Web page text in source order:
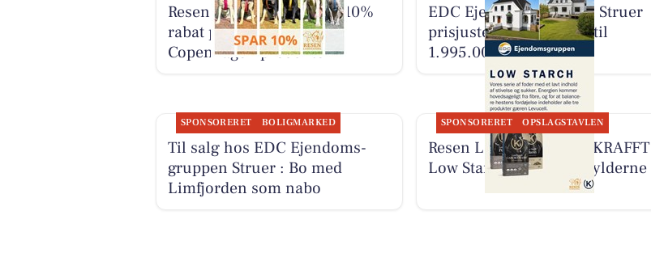
Resen Landhandel giver 10%
rabat på udvalgte Dog
Copenhagen produkter
EDC Ejen­doms­grup­pen Struer
prisjusterer Ølbyvej 24 til
1.995.000 kr.
SPONSORERET BOLIGMARKED
Til salg hos EDC Ejen­doms­
grup­pen Struer : Bo med
Limfjorden som nabo
SPONSORERET OPSLAGSTAVLEN
Resen Landhandel har KRAFFT
Low Starch-serien på hylderne